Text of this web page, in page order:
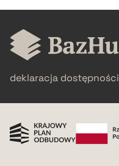
BIBTEX
pobierz cytat
deklaracja dostępności